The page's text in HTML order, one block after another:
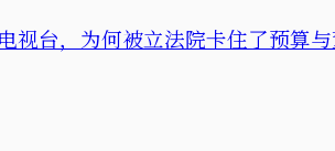
视台，为何被立法院卡住了预算